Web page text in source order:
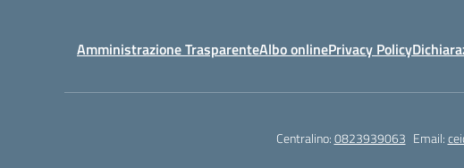
Amministrazione TrasparenteAlbo onlinePrivacy Policy
Centralino:0823939063 Email: